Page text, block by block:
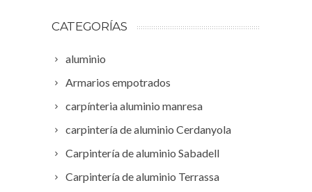
CATEGORÍAS
aluminio
Armarios empotrados
carpínteria aluminio manresa
carpintería de aluminio Cerdanyola
Carpintería de aluminio Sabadell
Carpintería de aluminio Terrassa